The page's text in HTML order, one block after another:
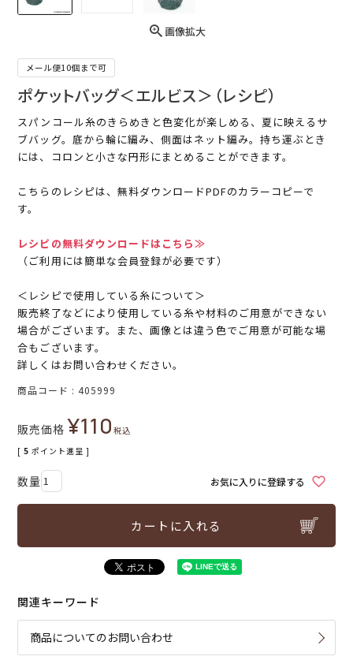
画像拡大
メール便10個まで可
ポケットバッグ＜エルビス＞（レシピ）
スパンコール糸のきらめきと色変化が楽しめる、夏に映えるサ
ブバッグ。底から輪に編み、側面はネット編み。持ち運ぶとき
には、コロンと小さな円形にまとめることができます。
こちらのレシピは、無料ダウンロードPDFのカラーコピーで
す。
レシピの無料ダウンロードはこちら≫
（ご利用には簡単な会員登録が必要です）
＜レシピで使用している糸について＞
販売終了などにより使用している糸や材料のご用意ができない
場合がございます。また、画像とは違う色でご用意が可能な場
合もございます。
詳しくはお問い合わせください。
商品コード 405999
販売価格 ¥110税込
[ 5 ポイント進呈 ]
お気に入りに登録する
カートに入れる
関連キーワード
商品についてのお問い合わせ